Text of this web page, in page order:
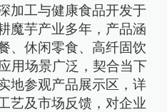
加工与健康食品开发于
魔芋产业多年，产品涵
、休闲零食、高纤固饮
用场景广泛，契合当下
地参观产品展示区，详
艺及市场反馈，对企业